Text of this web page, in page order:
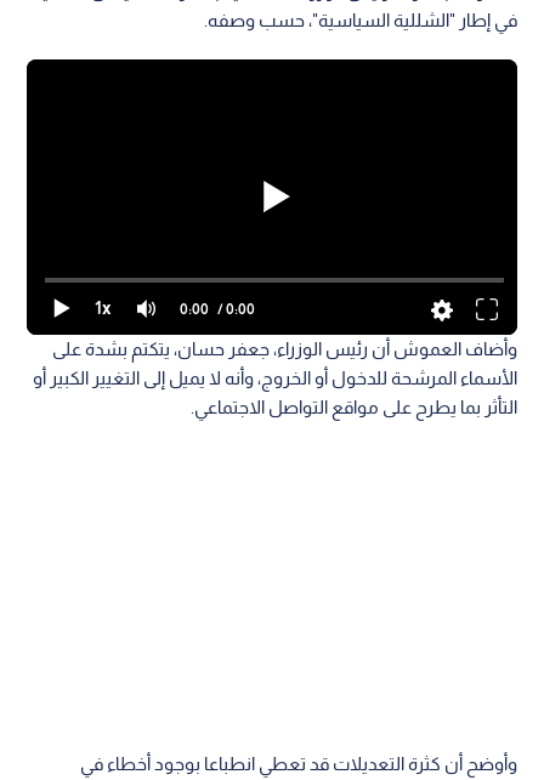
في إطار "الشللية السياسية"، حسب وصفه.
1x 0:00 / 0:00
وأضاف العموش أن رئيس الوزراء، جعفر حسان، يتكتم بشدة على
الأسماء المرشحة للدخول أو الخروج، وأنه لا يميل إلى التغيير الكبير أو
التأثر بما يطرح على مواقع التواصل الاجتماعي.
وأوضح أن كثرة التعديلات قد تعطي انطباعا بوجود أخطاء في